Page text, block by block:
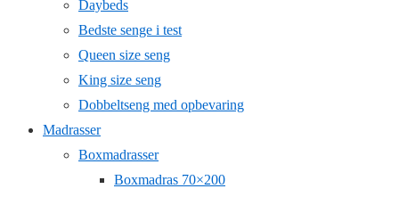
Daybeds
Bedste senge i test
Queen size seng
King size seng
Dobbeltseng med opbevaring
Madrasser
Boxmadrasser
Boxmadras 70×200